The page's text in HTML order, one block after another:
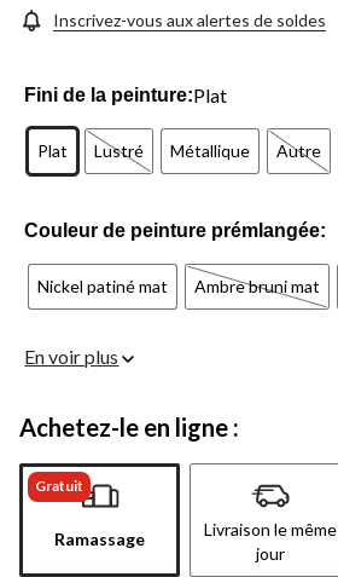
Inscrivez-vous aux alertes de soldes
Fini de la peinture:Plat
Plat Lustré Métallique Autre
Couleur de peinture prémlangée:
Nickel patiné mat Ambre bruni mat
En voir plus
Achetez-le en ligne :
Gratuit
Ramassage
Livraison le même
jour